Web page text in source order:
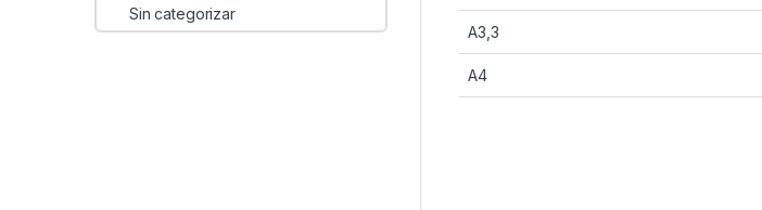
A3,3
A4
Sin categorizar